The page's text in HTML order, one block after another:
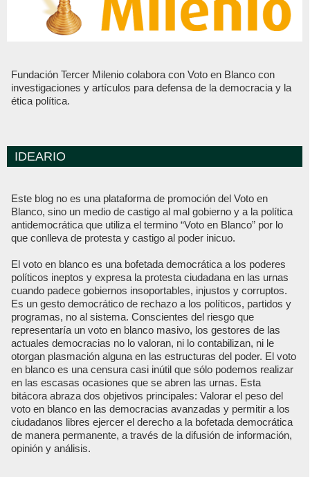
Fundación Tercer Milenio colabora con Voto en Blanco con
investigaciones y artículos para defensa de la democracia y la
ética política.
IDEARIO
Este blog no es una plataforma de promoción del Voto en
Blanco, sino un medio de castigo al mal gobierno y a la política
antidemocrática que utiliza el termino “Voto en Blanco” por lo
que conlleva de protesta y castigo al poder inicuo.
El voto en blanco es una bofetada democrática a los poderes
políticos ineptos y expresa la protesta ciudadana en las urnas
cuando padece gobiernos insoportables, injustos y corruptos.
Es un gesto democrático de rechazo a los políticos, partidos y
programas, no al sistema. Conscientes del riesgo que
representaría un voto en blanco masivo, los gestores de las
actuales democracias no lo valoran, ni lo contabilizan, ni le
otorgan plasmación alguna en las estructuras del poder. El voto
en blanco es una censura casi inútil que sólo podemos realizar
en las escasas ocasiones que se abren las urnas. Esta
bitácora abraza dos objetivos principales: Valorar el peso del
voto en blanco en las democracias avanzadas y permitir a los
ciudadanos libres ejercer el derecho a la bofetada democrática
de manera permanente, a través de la difusión de información,
opinión y análisis.